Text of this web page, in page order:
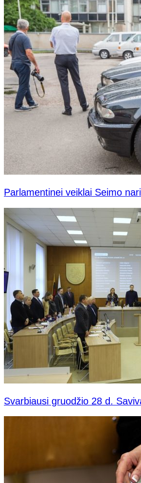
Parlamentinei veiklai Seimo
Svarbiausi gruodžio 28 d.